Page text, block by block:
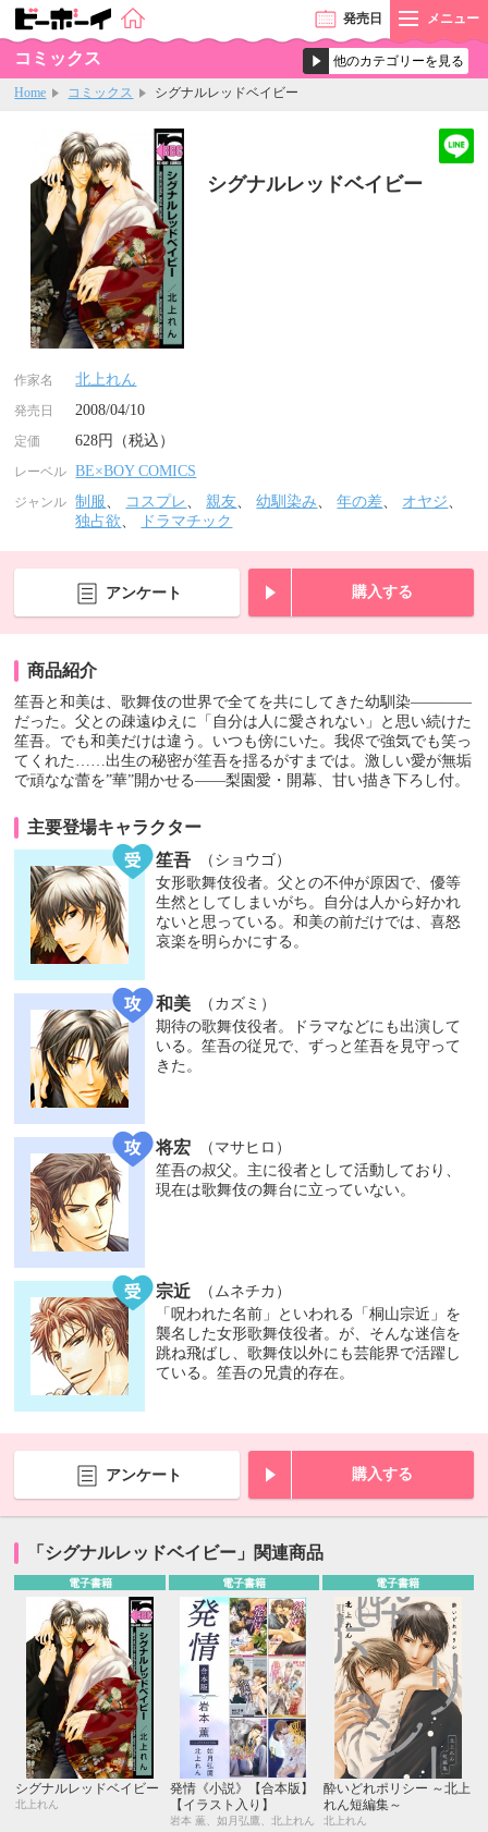
発売日 メニュー
コミックス
Home コミックス シグナルレッドベイビー
シグナルレッドベイビー
作家名 北上れん
発売日 2008/04/10
定価 628円（税込）
レーベル BE×BOY COMICS
ジャンル 制服、 コスプレ 、親友、幼馴染み、年の差、 オヤジ、
独占欲、 ドラマチック
アンケート 購入する
商品紹介
笙吾と和美は、歌舞伎の世界で全てを共にしてきた幼馴染――――
だった。父との疎遠ゆえに「自分は人に愛されない」と思い続けた
笙吾。でも和美だけは違う。いつも傍にいた。我侭で強気でも笑っ
てくれた……出生の秘密が笙吾を揺るがすまでは。激しい愛が無垢
で頑なな蕾を”華”開かせる――梨園愛・開幕、甘い描き下ろし付。
主要登場キャラクター
笙吾
（ショウゴ）
女形歌舞伎役者。父との不仲が原因で、優等
生然としてしまいがち。自分は人から好かれ
ないと思っている。和美の前だけでは、喜怒
哀楽を明らかにする。
和美
（カズミ）
期待の歌舞伎役者。ドラマなどにも出演して
いる。笙吾の従兄で、ずっと笙吾を見守って
きた。
将宏
（マサヒロ）
笙吾の叔父。主に役者として活動しており、
現在は歌舞伎の舞台に立っていない。
宗近
（ムネチカ）
「呪われた名前」といわれる「桐山宗近」を
襲名した女形歌舞伎役者。が、そんな迷信を
跳ね飛ばし、歌舞伎以外にも芸能界で活躍し
ている。笙吾の兄貴的存在。
アンケート 購入する
「シグナルレッドベイビー」関連商品
電子書籍
シグナルレッドベイビー
北上れん
電子書籍
発情《小説》【合本版】
【イラスト入り】
岩本 薫、如月弘鷹、北上れん
電子書籍
酔いどれポリシー ～北上
れん短編集～
北上れん